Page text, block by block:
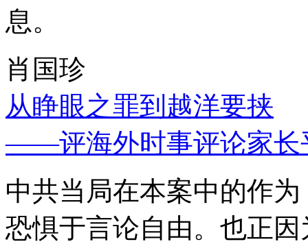
息。
肖国珍
从睁眼之罪到越洋要挟
——评海外时事评论家长
中共当局在本案中的作
恐惧于言论自由。也正